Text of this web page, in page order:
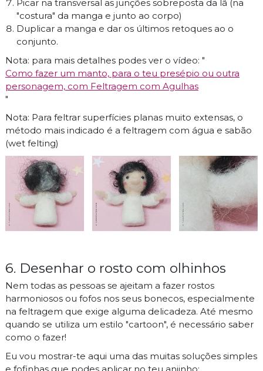
Picar na transversal as junções sobreposta da lã (na
"costura" da manga e junto ao corpo)
Duplicar a manga e dar os últimos retoques ao o
conjunto.
Nota: para mais detalhes podes ver o vídeo: "
Como fazer um manto, para o teu presépio ou outra
personagem, com Feltragem com Agulhas
"
Nota: Para feltrar superfícies planas muito extensas, o
método mais indicado é a feltragem com água e sabão
(wet felting)
6. Desenhar o rosto com olhinhos
Nem todas as pessoas se ajeitam a fazer rostos
harmoniosos ou fofos nos seus bonecos, especialmente
na feltragem que exige alguma delicadeza. Até mesmo
quando se utiliza um estilo "cartoon", é necessário saber
como o fazer!
Eu vou mostrar-te aqui uma das muitas soluções simples